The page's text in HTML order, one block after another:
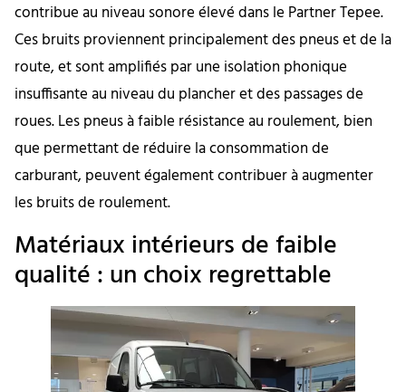
contribue au niveau sonore élevé dans le Partner Tepee.
Ces bruits proviennent principalement des pneus et de la
route, et sont amplifiés par une isolation phonique
insuffisante au niveau du plancher et des passages de
roues. Les pneus à faible résistance au roulement, bien
que permettant de réduire la consommation de
carburant, peuvent également contribuer à augmenter
les bruits de roulement.
Matériaux intérieurs de faible
qualité : un choix regrettable